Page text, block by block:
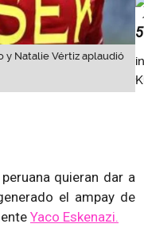
y Natalie Vértiz aplaudió
quieran dar a
el ampay de
Yaco Eskenazi.
5